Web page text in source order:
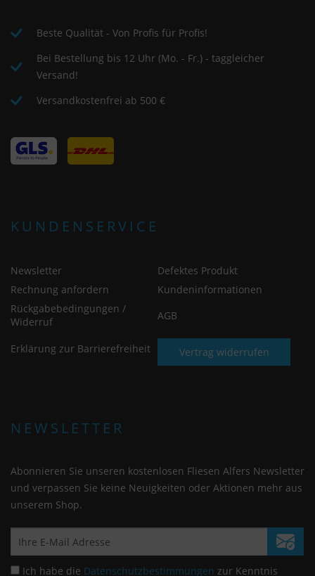
Beste Qualität - Von Profis für Profis!
Bei Bestellung bis 12 Uhr (Mo. - Fr.) - taggleicher
Versand!
Versandkostenfrei ab 500 €
KUNDENSERVICE
Newsletter
Defektes Produkt
Rechnung anfordern
Kundeninformationen
Rückgabebedingungen /
Widerruf
AGB
Erklärung zur Barrierefreiheit Vertrag widerrufen
NEWSLETTER
Abonnieren Sie unseren kostenlosen Fliesen Alfers Newsletter
und verpassen Sie keine Neuigkeiten oder Aktionen mehr aus
unserem Shop.
Ich habe die Datenschutzbestimmungen zur Kenntnis